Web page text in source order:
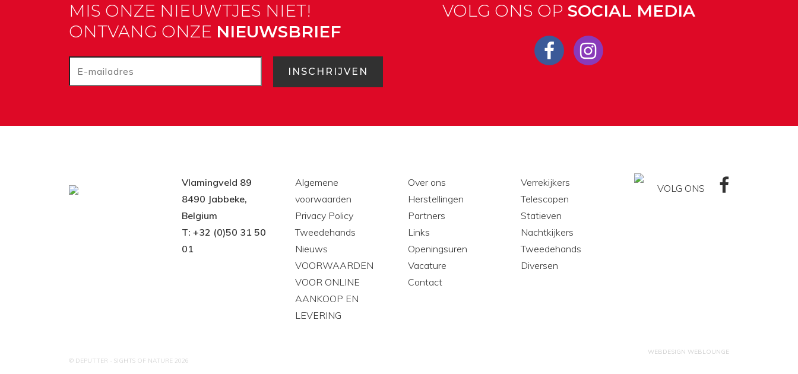
MIS ONZE NIEUWTJES NIET!
ONTVANG ONZE NIEUWSBRIEF
INSCHRIJVEN
VOLG ONS OP SOCIAL MEDIA
Vlamingveld 89
8490 Jabbeke,
Belgium
T: +32 (0)50 31 50
01
Algemene
voorwaarden
Privacy Policy
Tweedehands
Nieuws
VOORWAARDEN
VOOR ONLINE
AANKOOP EN
LEVERING
Over ons
Herstellingen
Partners
Links
Openingsuren
Vacature
Contact
Verrekijkers
Telescopen
Statieven
Nachtkijkers
Tweedehands
Diversen
VOLG ONS
© DEPUTTER - SIGHTS OF NATURE 2026
WEBDESIGN WEBLOUNGE